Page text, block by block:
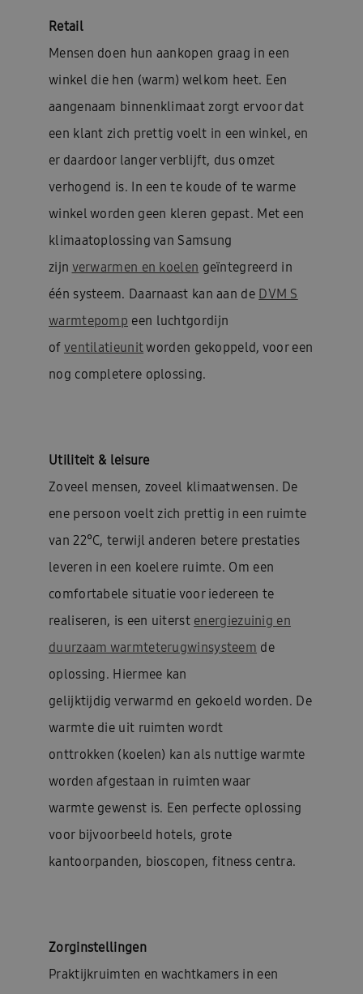
Retail
Mensen doen hun aankopen graag in een
winkel die hen (warm) welkom heet. Een
aangenaam binnenklimaat zorgt ervoor dat
een klant zich prettig voelt in een winkel, en
er daardoor langer verblijft, dus omzet
verhogend is. In een te koude of te warme
winkel worden geen kleren gepast. Met een
klimaatoplossing van Samsung
zijn verwarmen en koelen geïntegreerd in
één systeem. Daarnaast kan aan de DVM S
warmtepomp een luchtgordijn
ofventilatieunitworden gekoppeld, voor een
nog completere oplossing.
Utiliteit & leisure
Zoveel mensen, zoveel klimaatwensen. De
ene persoon voelt zich prettig in een ruimte
van 22°C, terwijl anderen betere prestaties
leveren in een koelere ruimte. Om een
comfortabele situatie voor iedereen te
realiseren, is een uiterst energiezuinig en
duurzaam warmteterugwinsysteem de
oplossing. Hiermee kan
gelijktijdig verwarmd en gekoeld worden. De
warmte die uit ruimten wordt
onttrokken (koelen) kan als nuttige warmte
worden afgestaan in ruimten waar
warmte gewenst is. Een perfecte oplossing
voor bijvoorbeeld hotels, grote
kantoorpanden, bioscopen, fitness centra.
Zorginstellingen
Praktijkruimten en wachtkamers in een